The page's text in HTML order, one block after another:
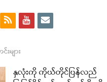
r
s
y
t
e
i
များ
နှလုံးကို ကိုယ်တိုင်ပြန်လည်